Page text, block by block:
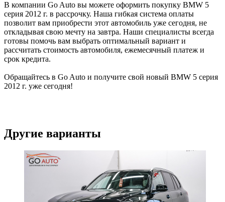
В компании Go Auto вы можете оформить покупку BMW 5
серия 2012 г. в рассрочку. Наша гибкая система оплаты
позволит вам приобрести этот автомобиль уже сегодня, не
откладывая свою мечту на завтра. Наши специалисты всегда
готовы помочь вам выбрать оптимальный вариант и
рассчитать стоимость автомобиля, ежемесячный платеж и
срок кредита.
Обращайтесь в Go Auto и получите свой новый BMW 5 серия
2012 г. уже сегодня!
Другие варианты